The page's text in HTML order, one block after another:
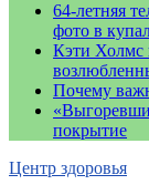
64-летняя
фото в
Кэти Холмс
Почему
покрытие
Центр здоровья